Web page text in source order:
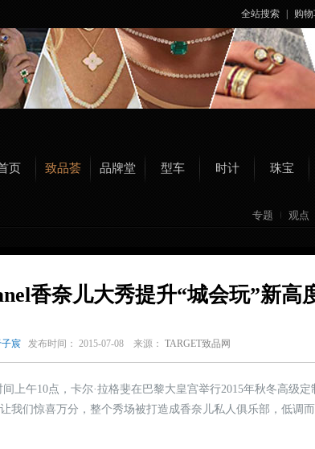
全站搜索 购
页 致品荟 品牌堂 型车 时计 珠宝
专题 观点
香奈儿大秀提升“城会玩”新高
宸 发布时间： 2015-07-08 来源： TARGET致品网
上午10点，卡尔·拉格斐在巴黎大皇宫举行2015年秋冬高级定
我们惊喜万分，整个秀场被打造成香奈儿私人俱乐部，低调